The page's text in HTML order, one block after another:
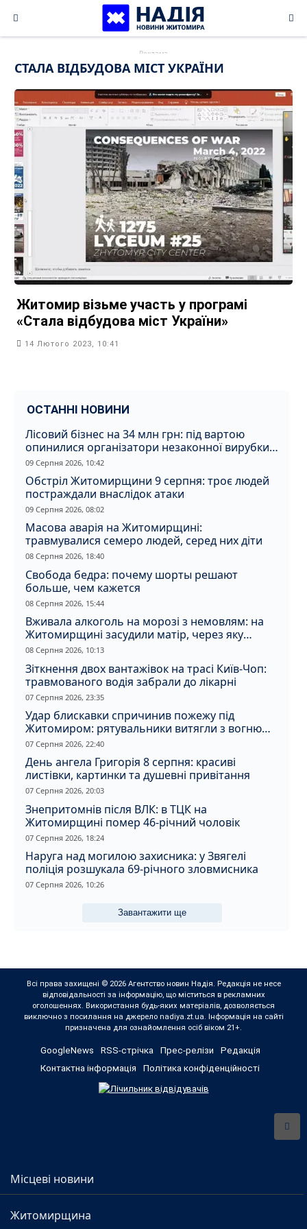
content
СТАЛА ВІДБУДОВА МІСТ УКРАЇНИ
Житомир візьме участь у програмі
«Стала відбудова міст України»
14 Лютого 2023, 10:41
ОСТАННІ НОВИНИ
Лісовий бізнес на 34 млн грн: під вартою
опинилися організатори незаконної вирубки
на Житомирщині
09 Серпня 2026, 10:42
Обстріл Житомирщини 9 серпня: троє людей
постраждали внаслідок атаки
09 Серпня 2026, 08:02
Масова аварія на Житомирщині:
травмувалися семеро людей, серед них діти
08 Серпня 2026, 18:40
Свобода бедра: почему шорты решают
больше, чем кажется
08 Серпня 2026, 15:44
Вживала алкоголь на морозі з немовлям: на
Житомирщині засудили матір, через яку
дитина отримала обмороження
08 Серпня 2026, 10:13
Зіткнення двох вантажівок на трасі Київ-Чоп:
травмованого водія забрали до лікарні
07 Серпня 2026, 23:35
Удар блискавки спричинив пожежу під
Житомиром: рятувальники витягли з вогню
кота
07 Серпня 2026, 22:40
День ангела Григорія 8 серпня: красиві
листівки, картинки та душевні привітання
07 Серпня 2026, 20:03
Знепритомнів після ВЛК: в ТЦК на
Житомирщині помер 46-річний чоловік
07 Серпня 2026, 18:24
Наруга над могилою захисника: у Звягелі
поліція розшукала 69-річного зловмисника
07 Серпня 2026, 10:26
Завантажити ще
Всі права захищені © 2026 Агентство новин Надія. Редакція не несе
відповідальності за інформацію, що міститься в рекламних
оголошеннях. Використання будь-яких матеріалів, дозволяється
виключно з посилання на джерело nadiya.zt.ua. Інформація на сайті
призначена для ознайомлення осіб віком 21+.
GoogleNews RSS-стрічка Прес-релізи
Редакція
Контактна інформація
Політика конфіденційності
Місцеві новини
Житомирщина